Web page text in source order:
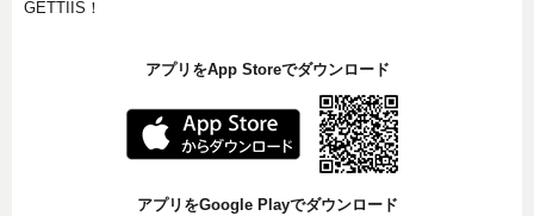
GETTIIS！
アプリをApp Storeでダウンロード
アプリをGoogle Playでダウンロード